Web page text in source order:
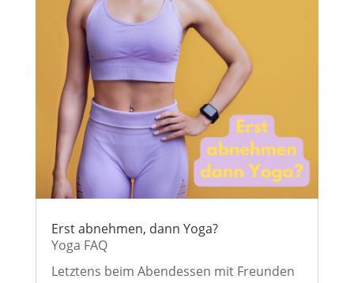
Erst abnehmen, dann Yoga?
Yoga FAQ
Letztens beim Abendessen mit Freunden